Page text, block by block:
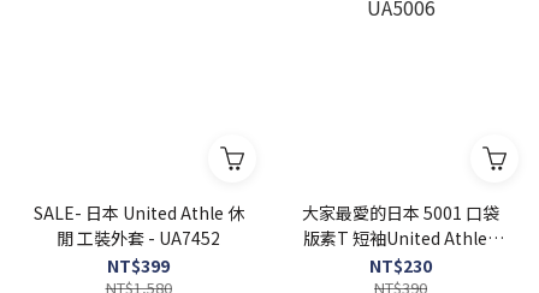
SALE- 日本 United Athle 休
閒 工裝外套 - UA7452
NT$399
NT$1,580
大家最愛的日本 5001 口袋
版素T 短袖United Athle -
UA5006
NT$230
NT$390